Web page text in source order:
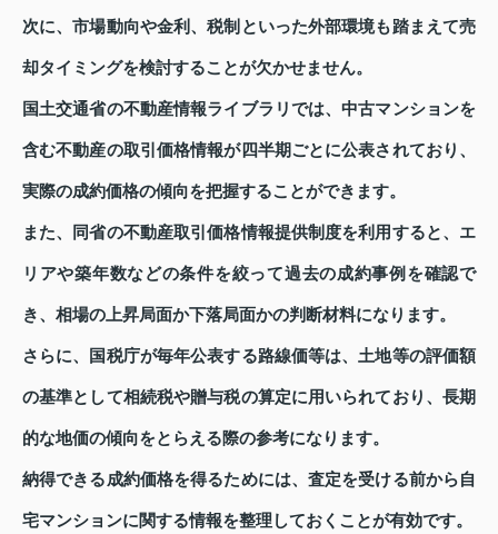
次に、市場動向や金利、税制といった外部環境も踏まえて売
却タイミングを検討することが欠かせません。
国土交通省の不動産情報ライブラリでは、中古マンションを
含む不動産の取引価格情報が四半期ごとに公表されており、
実際の成約価格の傾向を把握することができます。
また、同省の不動産取引価格情報提供制度を利用すると、エ
リアや築年数などの条件を絞って過去の成約事例を確認で
き、相場の上昇局面か下落局面かの判断材料になります。
さらに、国税庁が毎年公表する路線価等は、土地等の評価額
の基準として相続税や贈与税の算定に用いられており、長期
的な地価の傾向をとらえる際の参考になります。
納得できる成約価格を得るためには、査定を受ける前から自
宅マンションに関する情報を整理しておくことが有効です。